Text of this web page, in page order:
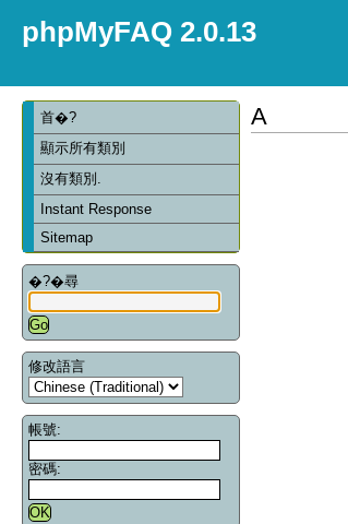
phpMyFAQ 2.0.13
首�?
顯示所有類別
沒有類別.
Instant Response
Sitemap
�?�尋
修改語言
帳號:
密碼:
A